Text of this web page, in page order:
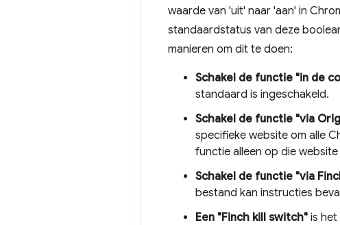
waarde van 'uit' naar 'aan' in
standaardstatus van deze
manieren om dit te doen:
Schakel de functie "in de
standaard is ingeschakeld.
Schakel de functie "via
specifieke website om alle
functie alleen op die
Schakel de functie "via
bestand kan instructies
Een "Finch kill switch" is